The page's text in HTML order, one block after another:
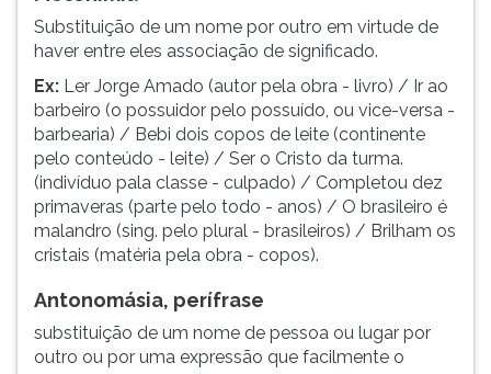
Substituição de um nome por outro em virtude de
haver entre eles associação de significado.
Ex: Ler Jorge Amado (autor pela obra - livro) / Ir ao
barbeiro (o possuidor pelo possuído, ou vice-versa -
barbearia) / Bebi dois copos de leite (continente
pelo conteúdo - leite) / Ser o Cristo da turma.
(indivíduo pala classe - culpado) / Completou dez
primaveras (parte pelo todo - anos) / O brasileiro é
malandro (sing. pelo plural - brasileiros) / Brilham os
cristais (matéria pela obra - copos).
Antonomásia, perífrase
substituição de um nome de pessoa ou lugar por
outro ou por uma expressão que facilmente o